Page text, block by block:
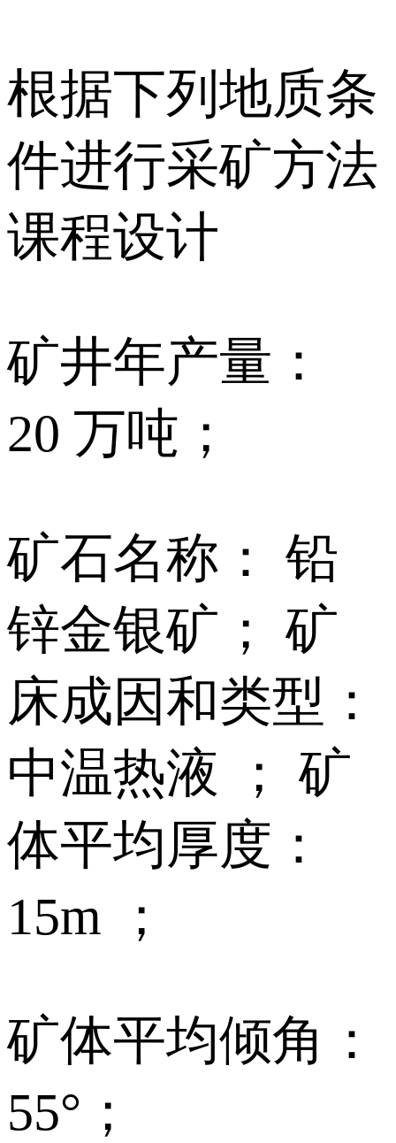
根据下列地质条
件进行采矿方法
课程设计
矿井年产量：
20 万吨；
矿石名称： 铅
锌金银矿； 矿
床成因和类型：
中温热液 ； 矿
体平均厚度：
15m ；
矿体平均倾角：
55°；